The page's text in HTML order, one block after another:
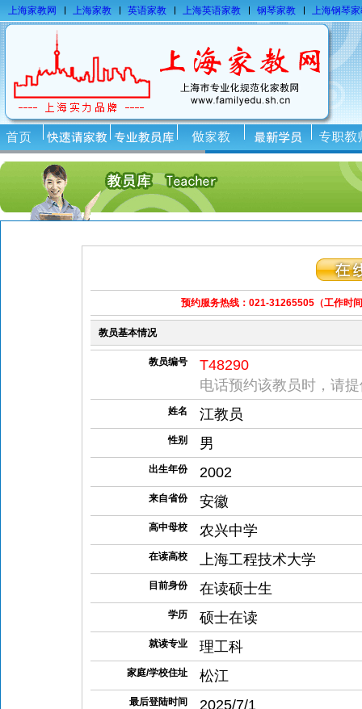
上海家教网 上海家教 英语家教 上海英语家教 钢琴家教 上海钢琴
预约服务热线：021-31265505 （工作时
教员基本情况
教员编号
T48290
电话预约该教员时，请
姓名 江教员
性别 男
出生年份 2002
来自省份 安徽
高中母校 农兴中学
在读高校 上海工程技术大学
目前身份 在读硕士生
学历 硕士在读
就读专业 理工科
家庭/学校住址 松江
最后登陆时间 2025/7/1